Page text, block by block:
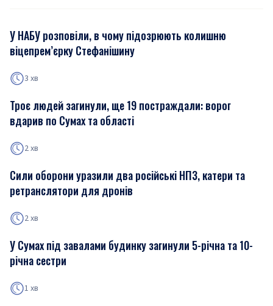
У НАБУ розповіли, в чому підозрюють колишню
віцепрем’єрку Стефанішину
3 хв
Троє людей загинули, ще 19 постраждали: ворог
вдарив по Сумах та області
2 хв
Сили оборони уразили два російські НПЗ, катери та
ретранслятори для дронів
2 хв
У Сумах під завалами будинку загинули 5-річна та 10-
річна сестри
1 хв